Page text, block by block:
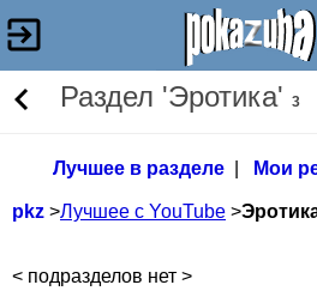
Раздел 'Эротика' 3
Лучшее в разделе| Мои
pkz >Лучшее с YouTube >
< подразделов нет >